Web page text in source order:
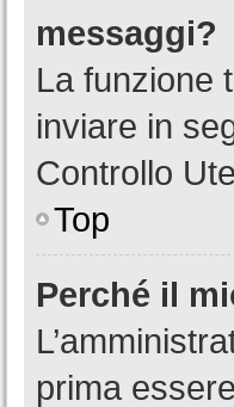
messaggi?
La funzione
inviare in
Controllo
Top
Perché il
prima